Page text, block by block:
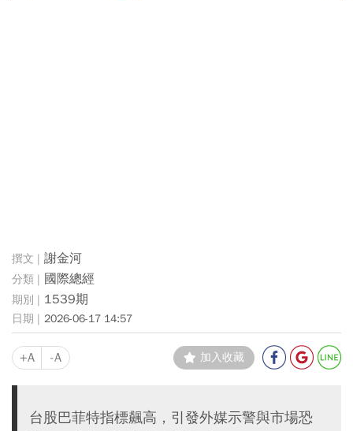
謝金河
國際總經
1539期
2026-06-17 14:57
+A -A 加入收藏
台股巴菲特指標飆高，引發外媒示警與市場恐